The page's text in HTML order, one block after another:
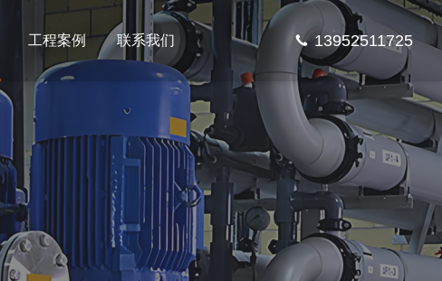
工程案例 联系我们 13952511725